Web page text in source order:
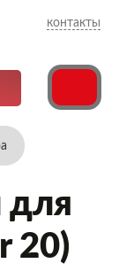
контакты
для
20)